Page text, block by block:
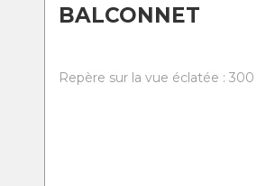
BALCONNET
Repère sur la vue éclatée : 300